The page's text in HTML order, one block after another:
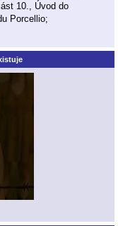
10., Úvod do
Porcellio;